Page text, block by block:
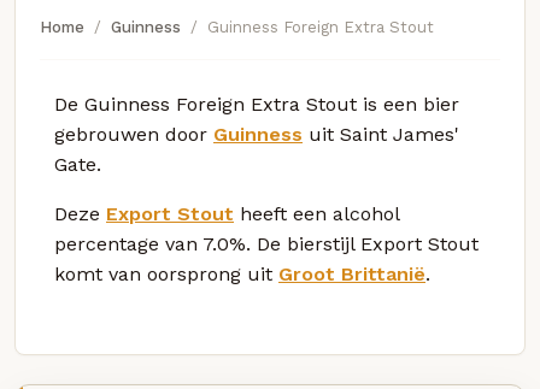
Home Guinness Guinness Foreign Extra Stout
De Guinness Foreign Extra Stout is een bier
gebrouwen door Guinness uit Saint James'
Gate.
Deze Export Stout heeft een alcohol
percentage van 7.0%. De bierstijl Export Stout
komt van oorsprong uit Groot Brittanië.